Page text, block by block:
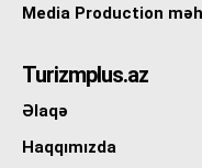
Media Production
Turizmplus.az
Əlaqə
Haqqımızda